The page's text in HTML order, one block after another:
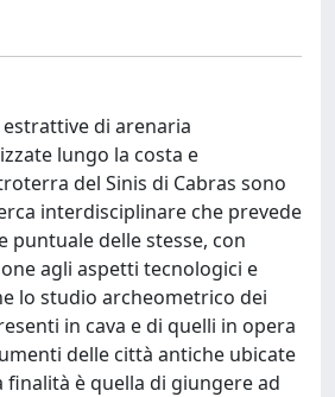
di arenaria
lungo la costa e
del Sinis di Cabras sono
interdisciplinare che prevede
puntuale delle stesse, con
agli aspetti tecnologici e
lo studio archeometrico dei
in cava e di quelli in opera
delle città antiche ubicate
finalità è quella di giungere ad